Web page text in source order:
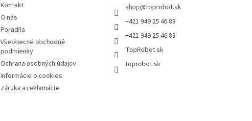
Kontakt
O nás
Poradňa
Všeobecné obchodné
podmienky
Ochrana osobných údajov
Informácie o cookies
Záruka a reklamácie
shop@toprobot.sk
+421 949 25 46 88
+421 949 25 46 88
TopRobot.sk
toprobot.sk